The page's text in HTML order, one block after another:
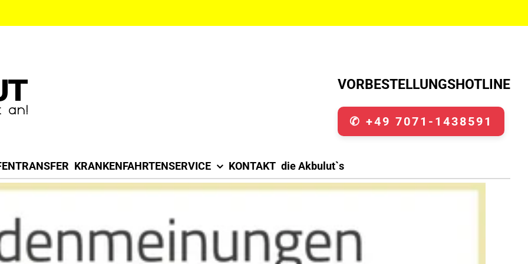
VORBESTELLUNGSHOTLINE
✆ +49 7071-1438591
KRANKENFAHRTENSERVICE KONTAKT die Akbulut`s